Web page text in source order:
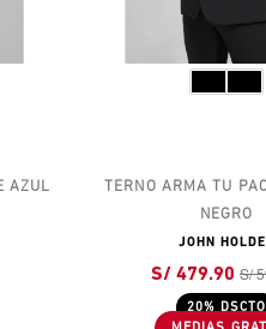
AZUL
TERNO ARMA TU
NEGRO
JOHN
S/ 479.90 S/
20% DSCTO